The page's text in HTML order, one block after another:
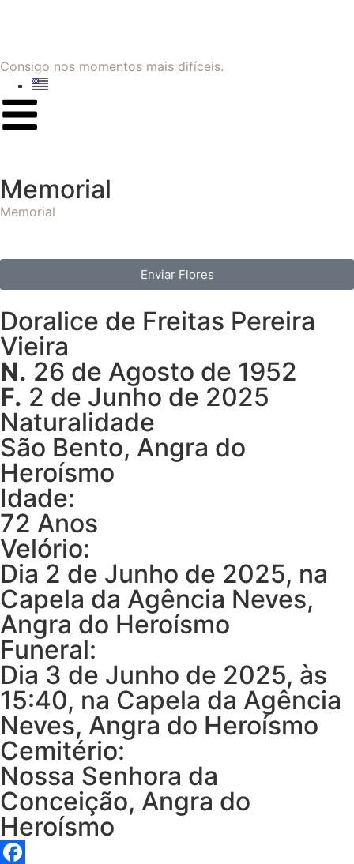
Consigo nos momentos mais difíceis.
Memorial
Memorial
Enviar Flores
Doralice de Freitas Pereira
Vieira
N. 26 de Agosto de 1952
F. 2 de Junho de 2025
Naturalidade
São Bento, Angra do
Heroísmo
Idade:
72 Anos
Velório:
Dia 2 de Junho de 2025, na
Capela da Agência Neves,
Angra do Heroísmo
Funeral:
Dia 3 de Junho de 2025, às
15:40, na Capela da Agência
Neves, Angra do Heroísmo
Cemitério:
Nossa Senhora da
Conceição, Angra do
Heroísmo